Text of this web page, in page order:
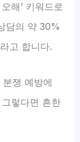
해’ 키워드로
담의 약 30%
고 합니다.
쟁 예방에
렇다면 흔한